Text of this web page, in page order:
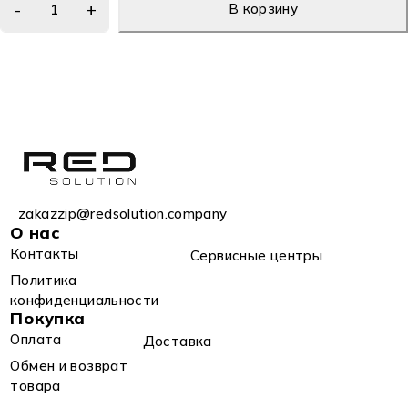
В корзину
zakazzip@redsolution.company
О нас
Контакты
Сервисные центры
Политика
конфиденциальности
Покупка
Оплата
Доставка
Обмен и возврат
товара